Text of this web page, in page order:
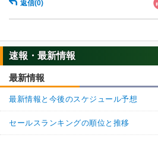
龍拳悟空
9.5 10点
【発動リンク効
【一致するリン
【一致するカテゴ
超サイヤ人3
超サイヤ人を超
返信(0)
速報・最新情報
最新情報
最新情報と今後のスケジュール予想
セールスランキングの順位と推移